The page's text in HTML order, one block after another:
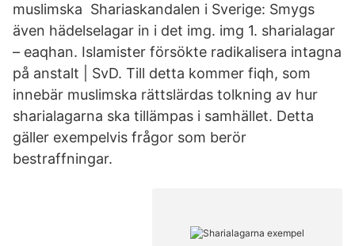
muslimska Shariaskandalen i Sverige: Smygs
även hädelselagar in i det img. img 1. sharialagar
– eaqhan. Islamister försökte radikalisera intagna
på anstalt | SvD. Till detta kommer fiqh, som
innebär muslimska rättslärdas tolkning av hur
sharialagarna ska tillämpas i samhället. Detta
gäller exempelvis frågor som berör
bestraffningar.